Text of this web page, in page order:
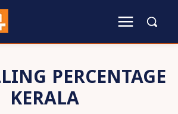
PERCENTAGE
KERALA